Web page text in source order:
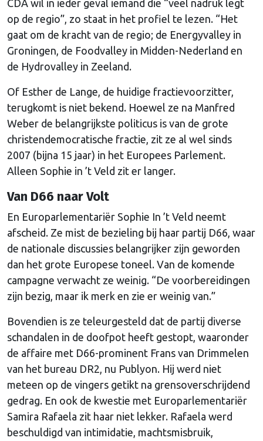
CDA wil in ieder geval iemand die “veel nadruk legt
op de regio”, zo staat in het profiel te lezen. “Het
gaat om de kracht van de regio; de Energyvalley in
Groningen, de Foodvalley in Midden-Nederland en
de Hydrovalley in Zeeland.
Of Esther de Lange, de huidige fractievoorzitter,
terugkomt is niet bekend. Hoewel ze na Manfred
Weber de belangrijkste politicus is van de grote
christendemocratische fractie, zit ze al wel sinds
2007 (bijna 15 jaar) in het Europees Parlement.
Alleen Sophie in ’t Veld zit er langer.
Van D66 naar Volt
En Europarlementariër Sophie In ’t Veld neemt
afscheid. Ze mist de bezieling bij haar partij D66, waar
de nationale discussies belangrijker zijn geworden
dan het grote Europese toneel. Van de komende
campagne verwacht ze weinig. “De voorbereidingen
zijn bezig, maar ik merk en zie er weinig van.”
Bovendien is ze teleurgesteld dat de partij diverse
schandalen in de doofpot heeft gestopt, waaronder
de affaire met D66-prominent Frans van Drimmelen
van het bureau DR2, nu Publyon. Hij werd niet
meteen op de vingers getikt na grensoverschrijdend
gedrag. En ook de kwestie met Europarlementariër
Samira Rafaela zit haar niet lekker. Rafaela werd
beschuldigd van intimidatie, machtsmisbruik,